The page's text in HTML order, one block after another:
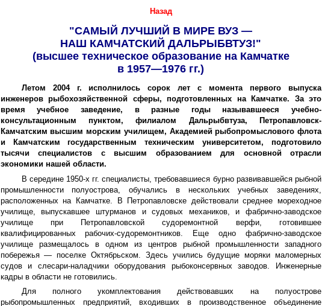
Назад
"САМЫЙ ЛУЧШИЙ В МИРЕ ВУЗ —
НАШ КАМЧАТСКИЙ ДАЛЬРЫБВТУЗ!"
(высшее техническое образование на Камчатке
в 1957—1976 гг.)
Летом 2004 г. исполнилось сорок лет с момента первого выпуска
инженеров рыбохозяйственной сферы, подготовленных на Камчатке. За это
время учебное заведение, в разные годы называвшееся учебно-
консультационным пунктом, филиалом Дальрыбвтуза, Петропавловск-
Камчатским высшим морским училищем, Академией рыбопромыслового флота
и Камчатским государственным техническим университетом, подготовило
тысячи специалистов с высшим образованием для основной отрасли
экономики нашей области.
В середине 1950-х гг. специалисты, требовавшиеся бурно развивавшейся рыбной
промышленности полуострова, обучались в нескольких учебных заведениях,
расположенных на Камчатке. В Петропавловске действовали среднее мореходное
училище, выпускавшее штурманов и судовых механиков, и фабрично-заводское
училище при Петропавловской судоремонтной верфи, готовившее
квалифицированных рабочих-судоремонтников. Еще одно фабрично-заводское
училище размещалось в одном из центров рыбной промышленности западного
побережья — поселке Октябрьском. Здесь учились будущие моряки маломерных
судов и слесари-наладчики оборудования рыбоконсервных заводов. Инженерные
кадры в области не готовились.
Для полного укомплектования действовавших на полуострове
рыбопромышленных предприятий, входивших в производственное объединение